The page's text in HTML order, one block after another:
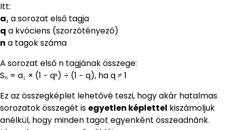
Itt:
a₁ a sorozat első tagja
q a kvóciens (szorzótényező)
n a tagok száma
A sorozat első n tagjának összege:
Sₙ = a₁ × (1 − qⁿ) ÷ (1 − q), ha q ≠ 1
Ez az összegképlet lehetővé teszi, hogy akár hatalmas
sorozatok összegét is egyetlen képlettel kiszámoljuk
anélkül, hogy minden tagot egyenként összeadnánk.